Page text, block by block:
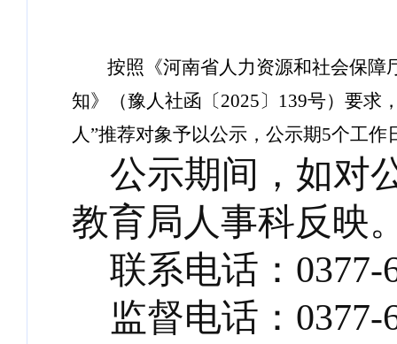
按照《河南省人力资源和社会保障
知》（豫人社函〔2025〕139号）要求
人”推荐对象予以公示，公示期5个工作
公示期间，如对
教育局人事科反映
联系电话： 0377-
监督电话： 0377-